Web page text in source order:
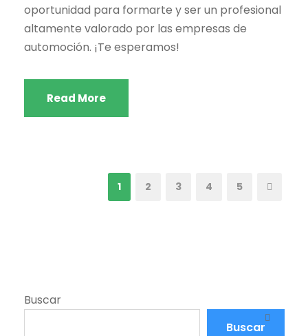
oportunidad para formarte y ser un profesional
altamente valorado por las empresas de
automoción. ¡Te esperamos!
Read More
1 2 3 4 5
Buscar
Buscar